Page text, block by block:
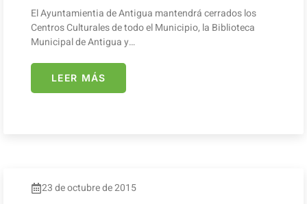
El Ayuntamientia de Antigua mantendrá cerrados los
Centros Culturales de todo el Municipio, la Biblioteca
Municipal de Antigua y…
LEER MÁS
23 de octubre de 2015